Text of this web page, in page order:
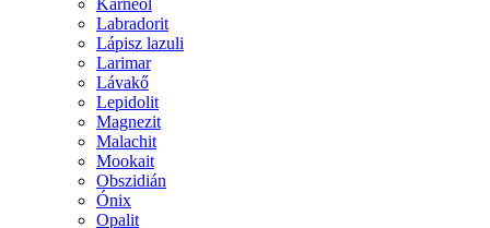
Karneol
Labradorit
Lápisz lazuli
Larimar
Lávakő
Lepidolit
Magnezit
Malachit
Mookait
Obszidián
Ónix
Opalit